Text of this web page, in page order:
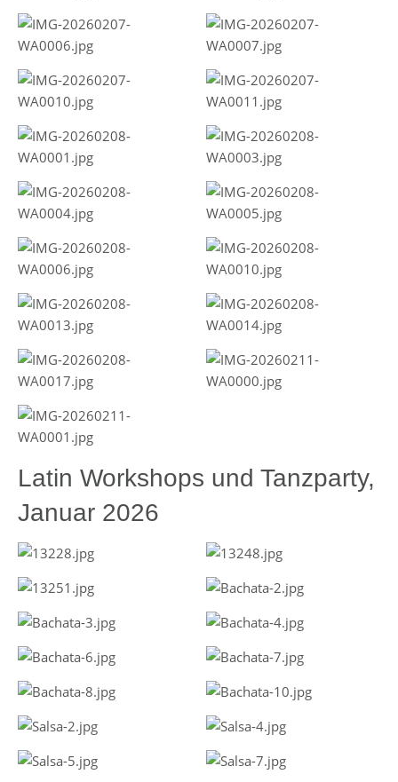
Latin Workshops und Tanzparty,
Januar 2026